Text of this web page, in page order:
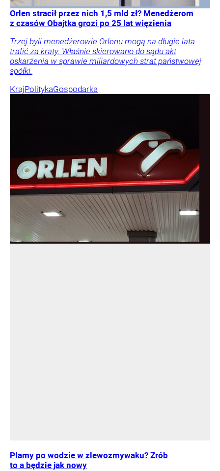
Orlen stracił przez nich 1,5 mld zł? Menedżerom
z czasów Obajtka grozi po 25 lat więzienia
Trzej byli menedżerowie Orlenu mogą na długie lata
trafić za kraty. Właśnie skierowano do sądu akt
oskarżenia w sprawie miliardowych strat państwowej
spółki.
KrajPolitykaGospodarka
Plamy po wodzie w zlewozmywaku? Zrób
to a będzie jak nowy